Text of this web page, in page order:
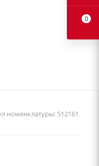
номенклатуры: 512161
0